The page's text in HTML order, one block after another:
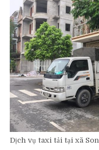
Dịch vụ taxi tải tại xã